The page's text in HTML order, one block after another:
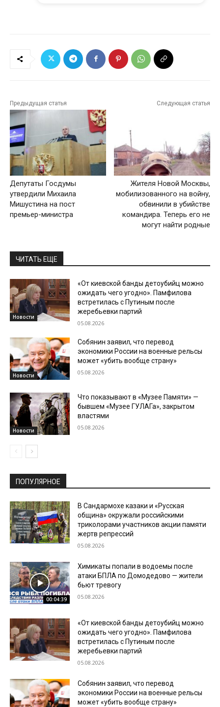
Предыдущая статья
Депутаты Госдумы
утвердили Михаила
Мишустина на пост
премьер-министра
Следующая статья
Жителя Новой Москвы,
мобилизованного на войну,
обвинили в убийстве
командира. Теперь его не
могут найти родные
ЧИТАТЬ ЕЩЕ
Новости
«От киевской банды детоубийц можно
ожидать чего угодно». Памфилова
встретилась с Путиным после
жеребьевки партий
05.08.2026
Новости
Собянин заявил, что перевод
экономики России на военные рельсы
может «убить вообще страну»
05.08.2026
Новости
Что показывают в «Музее Памяти» —
бывшем «Музее ГУЛАГа», закрытом
властями
05.08.2026
ПОПУЛЯРНОЕ
В Сандармохе казаки и «Русская
община» окружали российскими
триколорами участников акции памяти
жертв репрессий
05.08.2026
00:04:39
Химикаты попали в водоемы после
атаки БПЛА по Домодедово — жители
бьют тревогу
05.08.2026
«От киевской банды детоубийц можно
ожидать чего угодно». Памфилова
встретилась с Путиным после
жеребьевки партий
05.08.2026
Собянин заявил, что перевод
экономики России на военные рельсы
может «убить вообще страну»